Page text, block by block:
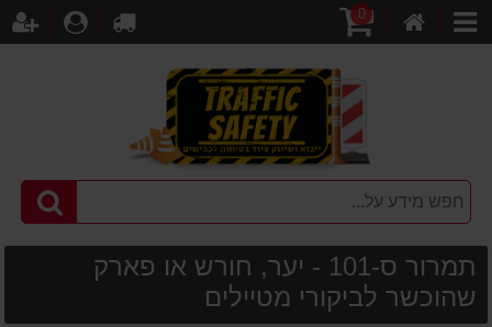
קטגוריות
קניות
0
לקופה
תמרור ס-101 - יער, חורש או פארק
שהוכשר לביקורי מטיילים